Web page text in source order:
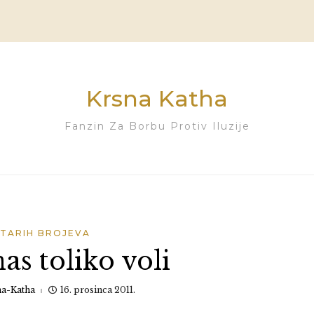
Krsna Katha
Fanzin Za Borbu Protiv Iluzije
BROJEVA
toliko voli
Katha 16. prosinca 2011.